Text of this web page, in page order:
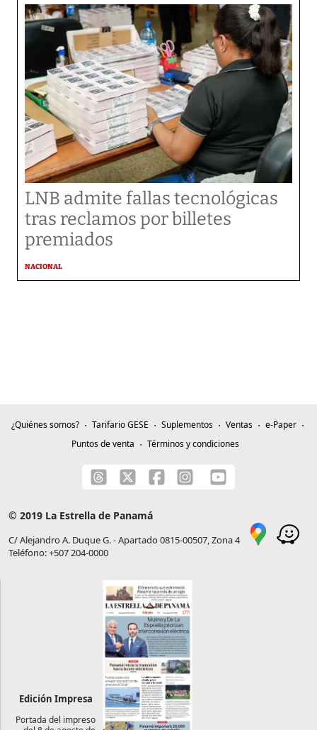
LNB admite fallas tecnológicas
tras reclamos por billetes
premiados
NACIONAL
¿Quiénes somos? Tarifario GESE Suplementos Ventas
e-Paper
Puntos de venta
Términos y condiciones
© 2019 La Estrella de Panamá
C/ Alejandro A. Duque G. - Apartado 0815-00507, Zona 4
Teléfono: +507 204-0000
Edición Impresa
Portada del impreso